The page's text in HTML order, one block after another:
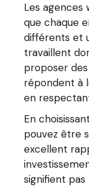
Les agences
que chaque
différents et
travaillent
proposer
répondent à
en
En
pouvez être
excellent
signifient